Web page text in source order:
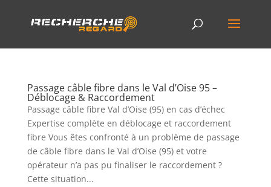
Passage câble fibre dans le Val d’Oise 95 –
Déblocage & Raccordement
Passage câble fibre Val d’Oise (95) en cas d’échec
Expertise complète en déblocage et raccordement
fibre Vous êtes confronté à un problème de passage
de câble fibre dans le Val d’Oise (95) et votre
opérateur n’a pas pu finaliser le raccordement ?
Cette situation...